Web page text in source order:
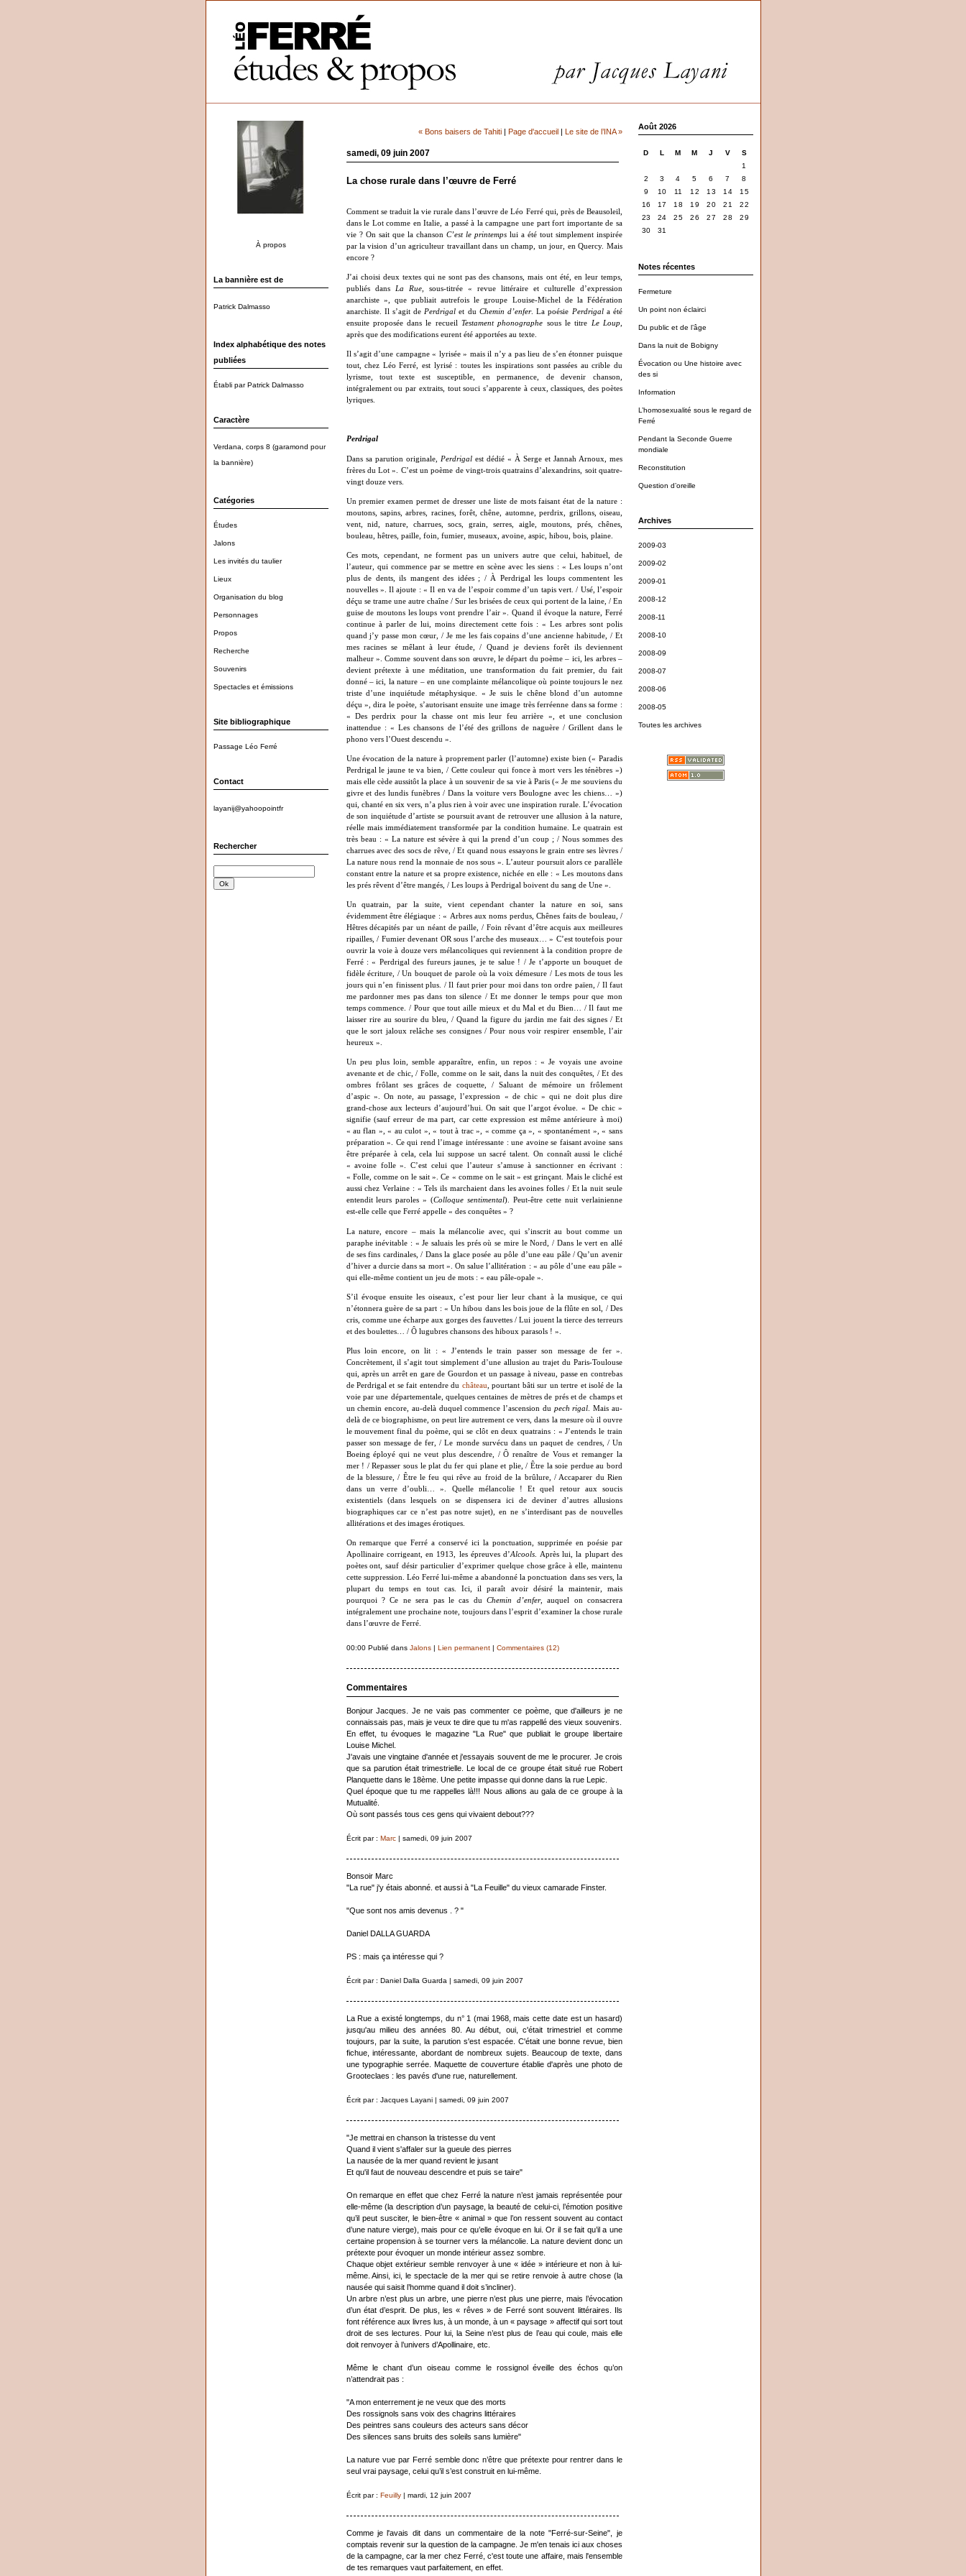
À propos
La bannière est de
Patrick Dalmasso
Index alphabétique des notes
publiées
Établi par Patrick Dalmasso
Caractère
Verdana, corps 8 (garamond pour
la bannière)
Catégories
Études
Jalons
Les invités du taulier
Lieux
Organisation du blog
Personnages
Propos
Recherche
Souvenirs
Spectacles et émissions
Site bibliographique
Passage Léo Ferré
Contact
layanij@yahoopointfr
Rechercher
Août 2026
D L M M J V
S
1
2
3 4 5 6 7
8
9
10 11 12 13 14
15
16
17 18 19 20 21
22
23
24 25 26 27 28
29
30
31
Notes récentes
Fermeture
Un point non éclairci
Du public et de l’âge
Dans la nuit de Bobigny
Évocation ou Une histoire avec
des si
Information
L’homosexualité sous le regard de
Ferré
Pendant la Seconde Guerre
mondiale
Reconstitution
Question d’oreille
Archives
2009-03
2009-02
2009-01
2008-12
2008-11
2008-10
2008-09
2008-07
2008-06
2008-05
Toutes les archives
« Bons baisers de Tahiti| Page d'accueil| Le site de l’INA »
samedi, 09 juin 2007
La chose rurale dans l’œuvre de Ferré
Comment se traduit la vie rurale dans l’œuvre de Léo Ferré qui, près de Beausoleil,
dans le Lot comme en Italie, a passé à la campagne une part fort importante de sa
vie ? On sait que la chanson C’est le printempslui a été tout simplement inspirée
par la vision d’un agriculteur travaillant dans un champ, un jour, en Quercy. Mais
encore ?
J’ai choisi deux textes qui ne sont pas des chansons, mais ont été, en leur temps,
publiés dans
La Rue, sous-titrée « revue littéraire et culturelle d’expression
anarchiste », que publiait autrefois le groupe Louise-Michel de la Fédération
anarchiste. Il s’agit de Perdrigal et du Chemin d’enfer. La poésie Perdrigala été
ensuite proposée dans le recueilTestament phonographe sous le titre Le Loup
après que des modifications eurent été apportées au texte.
Il s’agit d’une campagne « lyrisée » mais il n’y a pas lieu de s’en étonner puisque
tout, chez Léo Ferré, est lyrisé : toutes les inspirations sont passées au crible du
lyrisme, tout texte est susceptible, en permanence, de devenir chanson,
intégralement ou par extraits, tout souci s’apparente à ceux, classiques, des poètes
lyriques.
Perdrigal
Dans sa parution originale, Perdrigalest dédié « À Serge et Jannah Arnoux, mes
frères du Lot ». C’est un poème de vingt-trois quatrains d’alexandrins, soit quatre-
vingt douze vers.
Un premier examen permet de dresser une liste de mots faisant état de la nature :
moutons, sapins, arbres, racines, forêt, chêne, automne, perdrix, grillons, oiseau,
vent, nid, nature, charrues, socs, grain, serres, aigle, moutons, prés, chênes,
bouleau, hêtres, paille, foin, fumier, museaux, avoine, aspic, hibou, bois, plaine.
Ces mots, cependant, ne forment pas un univers autre que celui, habituel, de
l’auteur, qui commence par se mettre en scène avec les siens : « Les loups n’ont
plus de dents, ils mangent des idées ; / À Perdrigal les loups commentent les
nouvelles ». Il ajoute : « Il en va de l’espoir comme d’un tapis vert. / Usé, l’espoir
déçu se trame une autre chaîne / Sur les brisées de ceux qui portent de la laine, / En
guise de moutons les loups vont prendre l’air ». Quand il évoque la nature, Ferré
continue à parler de lui, moins directement cette fois : « Les arbres sont polis
quand j’y passe mon cœur, / Je me les fais copains d’une ancienne habitude, / Et
mes racines se mêlant à leur étude, / Quand je deviens forêt ils deviennent
malheur ». Comme souvent dans son œuvre, le départ du poème – ici, les arbres –
devient prétexte à une méditation, une transformation du fait premier, du fait
donné – ici, la nature – en une complainte mélancolique où pointe toujours le nez
triste d’une inquiétude métaphysique. « Je suis le chêne blond d’un automne
déçu », dira le poète, s’autorisant ensuite une image très ferréenne dans sa forme :
« Des perdrix pour la chasse ont mis leur feu arrière », et une conclusion
inattendue : « Les chansons de l’été des grillons de naguère / Grillent dans le
phono vers l’Ouest descendu ».
Une évocation de la nature à proprement parler (l’automne) existe bien (« Paradis
Perdrigal le jaune te va bien, / Cette couleur qui fonce à mort vers les ténèbres »)
mais elle cède aussitôt la place à un souvenir de sa vie à Paris (« Je me souviens du
givre et des lundis funèbres / Dans la voiture vers Boulogne avec les chiens… »)
qui, chanté en six vers, n’a plus rien à voir avec une inspiration rurale. L’évocation
de son inquiétude d’artiste se poursuit avant de retrouver une allusion à la nature,
réelle mais immédiatement transformée par la condition humaine. Le quatrain est
très beau : « La nature est sévère à qui la prend d’un coup ; / Nous sommes des
charrues avec des socs de rêve, / Et quand nous essayons le grain entre ses lèvres /
La nature nous rend la monnaie de nos sous ». L’auteur poursuit alors ce parallèle
constant entre la nature et sa propre existence, nichée en elle : « Les moutons dans
les prés rêvent d’être mangés, / Les loups à Perdrigal boivent du sang de Une ».
Un quatrain, par la suite, vient cependant chanter la nature en soi, sans
évidemment être élégiaque : « Arbres aux noms perdus, Chênes faits de bouleau, /
Hêtres décapités par un néant de paille, / Foin rêvant d’être acquis aux meilleures
ripailles, / Fumier devenant OR sous l’arche des museaux… » C’est toutefois pour
ouvrir la voie à douze vers mélancoliques qui reviennent à la condition propre de
Ferré : « Perdrigal des fureurs jaunes, je te salue ! / Je t’apporte un bouquet de
fidèle écriture, / Un bouquet de parole où la voix démesure / Les mots de tous les
jours qui n’en finissent plus. / Il faut prier pour moi dans ton ordre païen, / Il faut
me pardonner mes pas dans ton silence / Et me donner le temps pour que mon
temps commence. / Pour que tout aille mieux et du Mal et du Bien… / Il faut me
laisser rire au sourire du bleu, / Quand la figure du jardin me fait des signes / Et
que le sort jaloux relâche ses consignes / Pour nous voir respirer ensemble, l’air
heureux ».
Un peu plus loin, semble apparaître, enfin, un repos : « Je voyais une avoine
avenante et de chic, / Folle, comme on le sait, dans la nuit des conquêtes, / Et des
ombres frôlant ses grâces de coquette, / Saluant de mémoire un frôlement
d’aspic ». On note, au passage, l’expression « de chic » qui ne doit plus dire
grand-chose aux lecteurs d’aujourd’hui. On sait que l’argot évolue. « De chic »
signifie (sauf erreur de ma part, car cette expression est même antérieure à moi)
« au flan », « au culot », « tout à trac », « comme ça », « spontanément », « sans
préparation ». Ce qui rend l’image intéressante : une avoine se faisant avoine sans
être préparée à cela, cela lui suppose un sacré talent. On connaît aussi le cliché
« avoine folle ». C’est celui que l’auteur s’amuse à sanctionner en écrivant :
« Folle, comme on le sait ». Ce « comme on le sait » est grinçant. Mais le cliché est
aussi chez Verlaine : « Tels ils marchaient dans les avoines folles / Et la nuit seule
entendit leurs paroles » (Colloque sentimental). Peut-être cette nuit verlainienne
est-elle celle que Ferré appelle « des conquêtes » ?
La nature, encore – mais la mélancolie avec, qui s’inscrit au bout comme un
paraphe inévitable : « Je saluais les prés où se mire le Nord, / Dans le vert en allé
de ses fins cardinales, / Dans la glace posée au pôle d’une eau pâle / Qu’un avenir
d’hiver a durcie dans sa mort ». On salue l’allitération : « au pôle d’une eau pâle »
qui elle-même contient un jeu de mots : « eau pâle-opale ».
S’il évoque ensuite les oiseaux, c’est pour lier leur chant à la musique, ce qui
n’étonnera guère de sa part : « Un hibou dans les bois joue de la flûte en sol, / Des
cris, comme une écharpe aux gorges des fauvettes / Lui jouent la tierce des terreurs
et des boulettes… / Ô lugubres chansons des hiboux parasols ! ».
Plus loin encore, on lit : « J’entends le train passer son message de fer ».
Concrètement, il s’agit tout simplement d’une allusion au trajet du Paris-Toulouse
qui, après un arrêt en gare de Gourdon et un passage à niveau, passe en contrebas
de Perdrigal et se fait entendre du château , pourtant bâti sur un tertre et isolé de la
voie par une départementale, quelques centaines de mètres de prés et de champs et
un chemin encore, au-delà duquel commence l’ascension du pech rigal . Mais au-
delà de ce biographisme, on peut lire autrement ce vers, dans la mesure où il ouvre
le mouvement final du poème, qui se clôt en deux quatrains : « J’entends le train
passer son message de fer, / Le monde survécu dans un paquet de cendres, / Un
Boeing éployé qui ne veut plus descendre, / Ô renaître de Vous et remanger la
mer ! / Repasser sous le plat du fer qui plane et plie, / Être la soie perdue au bord
de la blessure, / Être le feu qui rêve au froid de la brûlure, / Accaparer du Rien
dans un verre d’oubli… ». Quelle mélancolie ! Et quel retour aux soucis
existentiels (dans lesquels on se dispensera ici de deviner d’autres allusions
biographiques car ce n’est pas notre sujet), en ne s’interdisant pas de nouvelles
allitérations et des images érotiques.
On remarque que Ferré a conservé ici la ponctuation, supprimée en poésie par
Apollinaire corrigeant, en 1913, les épreuves d’Alcools . Après lui, la plupart des
poètes ont, sauf désir particulier d’exprimer quelque chose grâce à elle, maintenu
cette suppression. Léo Ferré lui-même a abandonné la ponctuation dans ses vers, la
plupart du temps en tout cas. Ici, il paraît avoir désiré la maintenir, mais
pourquoi ? Ce ne sera pas le cas duChemin d’enfer, auquel on consacrera
intégralement une prochaine note, toujours dans l’esprit d’examiner la chose rurale
dans l’œuvre de Ferré.
00:00 Publié dans Jalons| Lien permanent| Commentaires (12)
Commentaires
Bonjour Jacques. Je ne vais pas commenter ce poème, que d'ailleurs je ne
connaissais pas, mais je veux te dire que tu m'as rappellé des vieux souvenirs.
En effet, tu évoques le magazine "La Rue" que publiait le groupe libertaire
Louise Michel.
J'avais une vingtaine d'année et j'essayais souvent de me le procurer. Je crois
que sa parution était trimestrielle. Le local de ce groupe était situé rue Robert
Planquette dans le 18ème. Une petite impasse qui donne dans la rue Lepic.
Quel époque que tu me rappelles là!!! Nous allions au gala de ce groupe à la
Mutualité.
Où sont passés tous ces gens qui vivaient debout???
Écrit par : Marc| samedi, 09 juin 2007
Bonsoir Marc
"La rue" j'y étais abonné. et aussi à "La Feuille" du vieux camarade Finster.
"Que sont nos amis devenus . ? "
Daniel DALLA GUARDA
PS : mais ça intéresse qui ?
Écrit par : Daniel Dalla Guarda | samedi, 09 juin 2007
La Rue a existé longtemps, du n° 1 (mai 1968, mais cette date est un hasard)
jusqu'au milieu des années 80. Au début, oui, c'était trimestriel et comme
toujours, par la suite, la parution s'est espacée. C'était une bonne revue, bien
fichue, intéressante, abordant de nombreux sujets. Beaucoup de texte, dans
une typographie serrée. Maquette de couverture établie d'après une photo de
Grooteclaes : les pavés d'une rue, naturellement.
Écrit par : Jacques Layani | samedi, 09 juin 2007
"Je mettrai en chanson la tristesse du vent
Quand il vient s'affaler sur la gueule des pierres
La nausée de la mer quand revient le jusant
Et qu'il faut de nouveau descendre et puis se taire"
On remarque en effet que chez Ferré la nature n’est jamais représentée pour
elle-même (la description d’un paysage, la beauté de celui-ci, l’émotion positive
qu’il peut susciter, le bien-être « animal » que l’on ressent souvent au contact
d’une nature vierge), mais pour ce qu’elle évoque en lui. Or il se fait qu’il a une
certaine propension à se tourner vers la mélancolie. La nature devient donc un
prétexte pour évoquer un monde intérieur assez sombre.
Chaque objet extérieur semble renvoyer à une « idée » intérieure et non à lui-
même. Ainsi, ici, le spectacle de la mer qui se retire renvoie à autre chose (la
nausée qui saisit l’homme quand il doit s’incliner).
Un arbre n’est plus un arbre, une pierre n’est plus une pierre, mais l’évocation
d’un état d’esprit. De plus, les « rêves » de Ferré sont souvent littéraires. Ils
font référence aux livres lus, à un monde, à un « paysage » affectif qui sort tout
droit de ses lectures. Pour lui, la Seine n’est plus de l’eau qui coule, mais elle
doit renvoyer à l’univers d’Apollinaire, etc.
Même le chant d’un oiseau comme le rossignol éveille des échos qu’on
n’attendrait pas :
"A mon enterrement je ne veux que des morts
Des rossignols sans voix des chagrins littéraires
Des peintres sans couleurs des acteurs sans décor
Des silences sans bruits des soleils sans lumière"
La nature vue par Ferré semble donc n’être que prétexte pour rentrer dans le
seul vrai paysage, celui qu’il s’est construit en lui-même.
Écrit par : Feuilly| mardi, 12 juin 2007
Comme je l'avais dit dans un commentaire de la note "Ferré-sur-Seine", je
comptais revenir sur la question de la campagne. Je m'en tenais ici aux choses
de la campagne, car la mer chez Ferré, c'est toute une affaire, mais l'ensemble
de tes remarques vaut parfaitement, en effet.